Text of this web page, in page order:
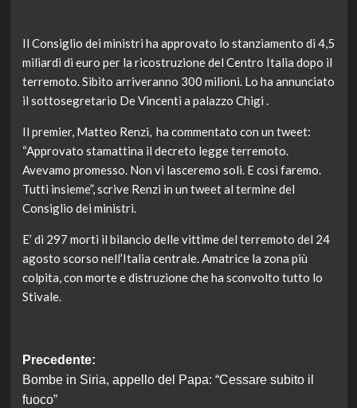
Il Consiglio dei ministri ha approvato lo stanziamento di 4,5
miliardi di euro per la ricostruzione del Centro Italia dopo il
terremoto. Sibito arriveranno 300 milioni. Lo ha annunciato
il sottosegretario De Vincenti a palazzo Chigi .
Il premier, Matteo Renzi, ha commentato con un tweet:
“Approvato stamattina il decreto legge terremoto.
Avevamo promesso. Non vi lasceremo soli. E così faremo.
Tutti insieme”, scrive Renzi in un tweet al termine del
Consiglio dei ministri.
E’ di 297 morti il bilancio delle vittime del terremoto del 24
agosto scorso nell’Italia centrale. Amatrice la zona più
colpita, con morte e distruzione che ha sconvolto tutto lo
Stivale.
Navigazione
articolo
Precedente:
Bombe in Siria, appello del Papa: “Cessare subito il
fuoco”